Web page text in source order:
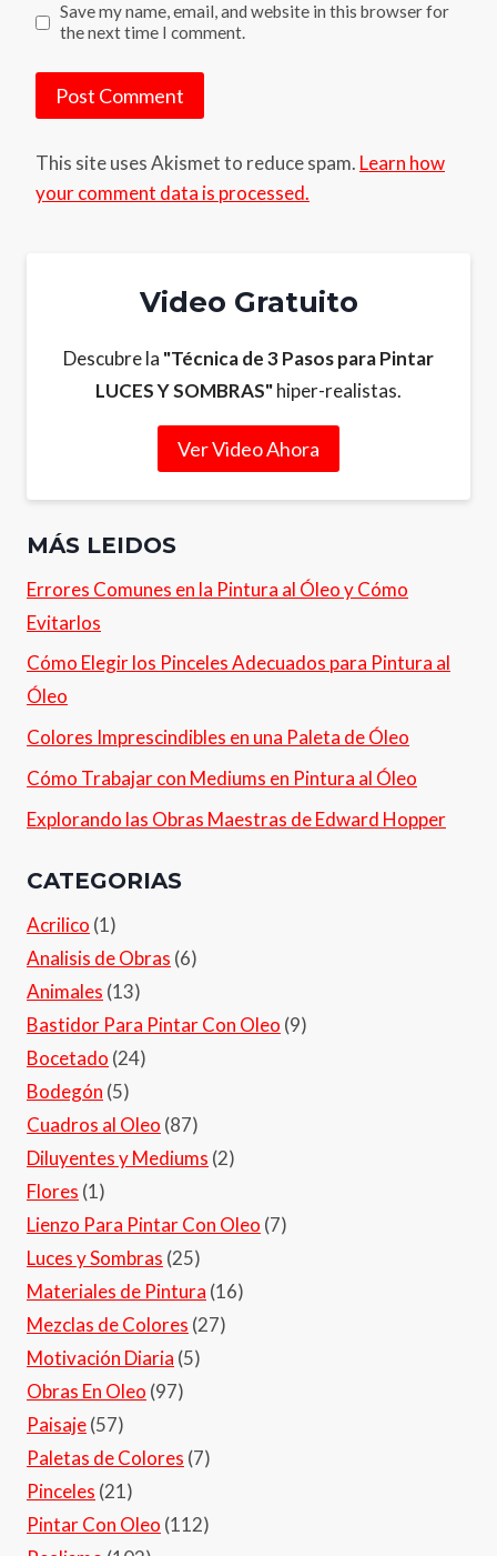
Save my name, email, and website in this browser for
the next time I comment.
This site uses Akismet to reduce spam. Learn how
your comment data is processed.
Video Gratuito
Descubre la "Técnica de 3 Pasos para Pintar
LUCES Y SOMBRAS"hiper-realistas.
Ver Video Ahora
MÁS LEIDOS
Errores Comunes en la Pintura al Óleo y Cómo
Evitarlos
Cómo Elegir los Pinceles Adecuados para Pintura al
Óleo
Colores Imprescindibles en una Paleta de Óleo
Cómo Trabajar con Mediums en Pintura al Óleo
Explorando las Obras Maestras de Edward Hopper
CATEGORIAS
Acrilico (1)
Analisis de Obras (6)
Animales (13)
Bastidor Para Pintar Con Oleo (9)
Bocetado (24)
Bodegón (5)
Cuadros al Oleo (87)
Diluyentes y Mediums (2)
Flores (1)
Lienzo Para Pintar Con Oleo (7)
Luces y Sombras (25)
Materiales de Pintura (16)
Mezclas de Colores (27)
Motivación Diaria (5)
Obras En Oleo (97)
Paisaje(57)
Paletas de Colores (7)
Pinceles (21)
Pintar Con Oleo (112)